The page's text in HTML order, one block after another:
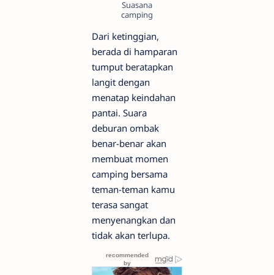
Suasana
camping
Dari ketinggian,
berada di hamparan
tumput beratapkan
langit dengan
menatap keindahan
pantai. Suara
deburan ombak
benar-benar akan
membuat momen
camping bersama
teman-teman kamu
terasa sangat
menyenangkan dan
tidak akan terlupa.